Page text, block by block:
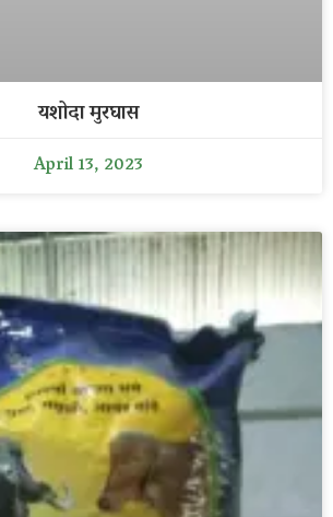
यशोदा मुरघास
April 13, 2023